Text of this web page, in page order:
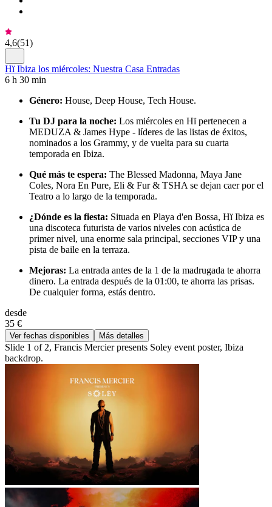
4,6(51)
Hï Ibiza los miércoles: Nuestra Casa Entradas
6 h 30 min
Género: House, Deep House, Tech House.
Tu DJ para la noche: Los miércoles en Hï pertenecen a
MEDUZA & James Hype - líderes de las listas de éxitos,
nominados a los Grammy, y de vuelta para su cuarta
temporada en Ibiza.
Qué más te espera: The Blessed Madonna, Maya Jane
Coles, Nora En Pure, Eli & Fur & TSHA se dejan caer por el
Teatro a lo largo de la temporada.
¿Dónde es la fiesta: Situada en Playa d'en Bossa, Hï Ibiza es
una discoteca futurista de varios niveles con acústica de
primer nivel, una enorme sala principal, secciones VIP y una
pista de baile en la terraza.
Mejoras: La entrada antes de la 1 de la madrugada te ahorra
dinero. La entrada después de la 01:00, te ahorra las prisas.
De cualquier forma, estás dentro.
desde
35 €
Ver fechas disponibles Más detalles
Slide 1 of 2, Francis Mercier presents Soley event poster, Ibiza
backdrop.